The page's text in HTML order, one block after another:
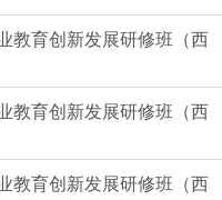
教育创新发展研修班（西
教育创新发展研修班（西
教育创新发展研修班（西